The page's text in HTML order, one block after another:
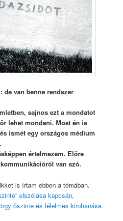
de van benne rendszer
sajnos ezt a mondatot
lehet mondani. Most én is
ismét egy országos médium
értelmezem. Előre
van szó.
is írtam ebben a témában.
elszólása kapcsán,
őszinte és félelmes kirohanása